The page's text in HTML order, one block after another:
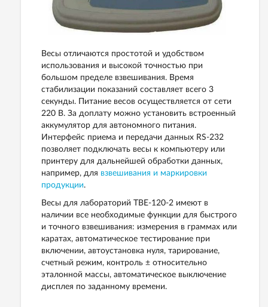
Весы отличаются простотой и удобством
использования и высокой точностью при
большом пределе взвешивания. Время
стабилизации показаний составляет всего 3
секунды. Питание весов осуществляется от сети
220 В. За доплату можно установить встроенный
аккумулятор для автономного питания.
И нтерфейс приема и передачи данных RS-232
позволяет подключать весы к компьютеру или
принтеру для дальнейшей обработки данных,
например, для взвешивания и маркировки
продукции.
Весы для лабораторий ТВЕ-120-2 имеют в
наличии все необходимые функции для быстрого
и точного взвешивания: измерения в граммах или
каратах, автоматическое тестирование при
включении, автоустановка нуля, тарирование,
счетный режим, контроль ± относительно
эталонной массы, автоматическое выключение
дисплея по заданному времени.